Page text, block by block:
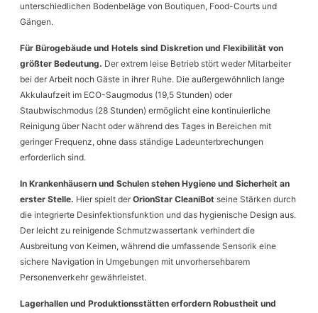
unterschiedlichen Bodenbeläge von Boutiquen, Food-Courts und
Gängen.
Für Bürogebäude und Hotels sind Diskretion und Flexibilität von
größter Bedeutung. Der extrem leise Betrieb stört weder Mitarbeiter
bei der Arbeit noch Gäste in ihrer Ruhe. Die außergewöhnlich lange
Akkulaufzeit im ECO-Saugmodus (19,5 Stunden) oder
Staubwischmodus (28 Stunden) ermöglicht eine kontinuierliche
Reinigung über Nacht oder während des Tages in Bereichen mit
geringer Frequenz, ohne dass ständige Ladeunterbrechungen
erforderlich sind.
In Krankenhäusern und Schulen stehen Hygiene und Sicherheit an
erster Stelle. Hier spielt derOrionStar CleaniBot seine Stärken durch
die integrierte Desinfektionsfunktion und das hygienische Design aus.
Der leicht zu reinigende Schmutzwassertank verhindert die
Ausbreitung von Keimen, während die umfassende Sensorik eine
sichere Navigation in Umgebungen mit unvorhersehbarem
Personenverkehr gewährleistet.
Lagerhallen und Produktionsstätten erfordern Robustheit und